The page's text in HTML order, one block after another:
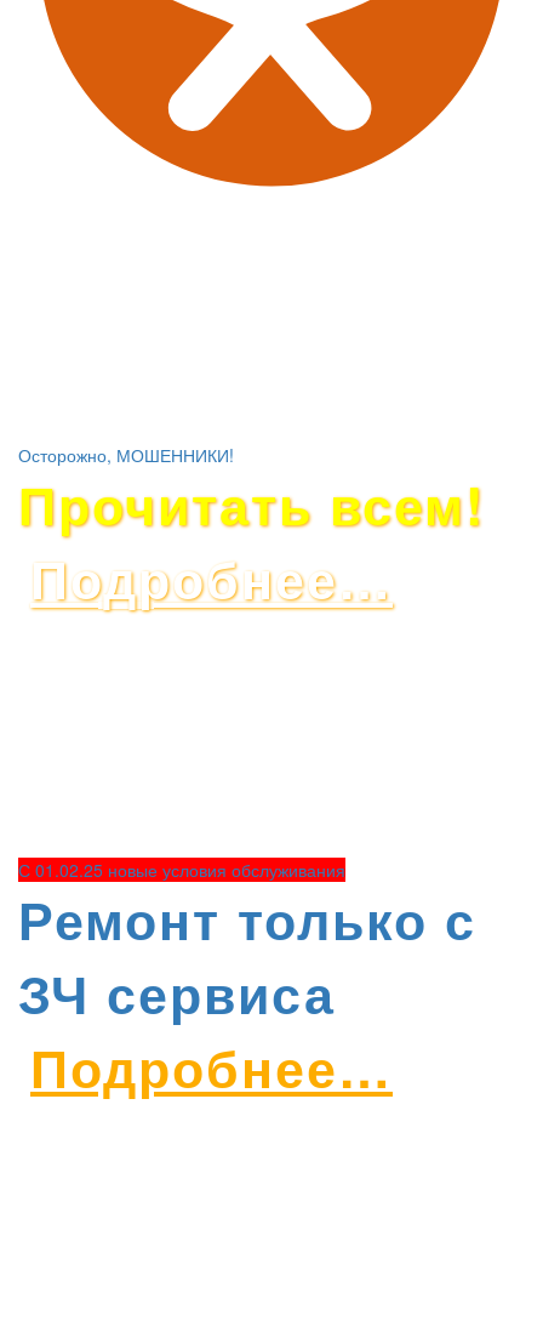
Осторожно, МОШЕННИКИ!
Прочитать всем!
Подробнее…
С 01.02.25 новые условия обслуживания
Ремонт только с
ЗЧ сервиса
Подробнее…